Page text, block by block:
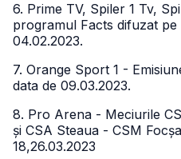
6. Prime TV, Spiler 1 Tv,
programul Facts difuzat pe
04.02.2023.
7. Orange Sport 1 -
data de 09.03.2023.
8. Pro Arena - Meciurile
și CSA Steaua - CSM
18,26.03.2023